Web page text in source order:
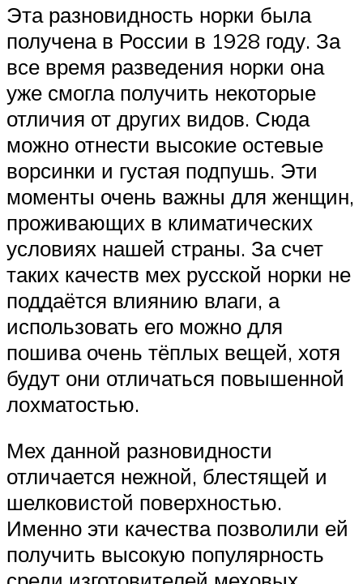
Эта разновидность норки была
получена в России в 1928 году. За
все время разведения норки она
уже смогла получить некоторые
отличия от других видов. Сюда
можно отнести высокие остевые
ворсинки и густая подпушь. Эти
моменты очень важны для женщин,
проживающих в климатических
условиях нашей страны. За счет
таких качеств мех русской норки не
поддаётся влиянию влаги, а
использовать его можно для
пошива очень тёплых вещей, хотя
будут они отличаться повышенной
лохматостью.
Мех данной разновидности
отличается нежной, блестящей и
шелковистой поверхностью.
Именно эти качества позволили ей
получить высокую популярность